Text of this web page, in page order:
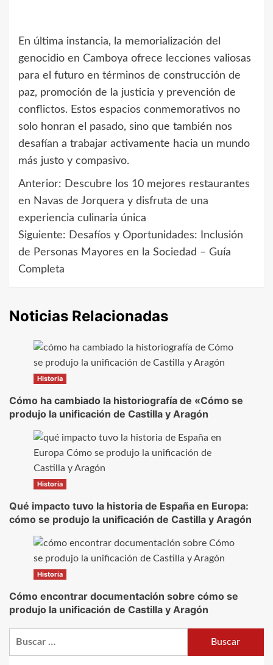
En última instancia, la memorialización del
genocidio en Camboya ofrece lecciones valiosas
para el futuro en términos de construcción de
paz, promoción de la justicia y prevención de
conflictos. Estos espacios conmemorativos no
solo honran el pasado, sino que también nos
desafían a trabajar activamente hacia un mundo
más justo y compasivo.
Navegación
de
entradas
Anterior: Descubre los 10 mejores restaurantes
en Navas de Jorquera y disfruta de una
experiencia culinaria única
Siguiente: Desafíos y Oportunidades: Inclusión
de Personas Mayores en la Sociedad – Guía
Completa
Noticias Relacionadas
Historia
Cómo ha cambiado la historiografía de «Cómo se
produjo la unificación de Castilla y Aragón
Historia
Qué impacto tuvo la historia de España en Europa:
cómo se produjo la unificación de Castilla y Aragón
Historia
Cómo encontrar documentación sobre cómo se
produjo la unificación de Castilla y Aragón